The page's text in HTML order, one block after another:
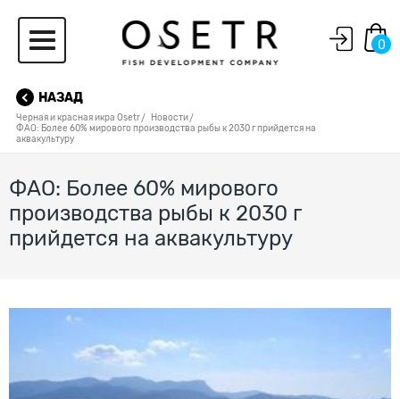
0
НАЗАД
Черная и красная икра Osetr
Новости
ФАО: Более 60% мирового производства рыбы к 2030 г прийдется на
аквакультуру
ФАО: Более 60% мирового
производства рыбы к 2030 г
прийдется на аквакультуру